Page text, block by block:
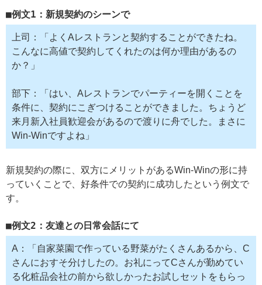
例文1：新規契約のシーンで
上司：「よくAレストランと契約することができたね。
こんなに高値で契約してくれたのは何か理由があるの
か？」
部下：「はい、Aレストランでパーティーを開くことを
条件に、契約にこぎつけることができました。ちょうど
来月新入社員歓迎会があるので渡りに舟でした。まさに
Win-Winですよね」
新規契約の際に、双方にメリットがあるWin-Winの形に持
っていくことで、好条件での契約に成功したという例文で
す。
例文2：友達との日常会話にて
A：「自家菜園で作っている野菜がたくさんあるから、C
さんにおすそ分けしたの。お礼にってCさんが勤めてい
る化粧品会社の前から欲しかったお試しセットをもらっ